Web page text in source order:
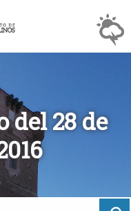
del 28 de